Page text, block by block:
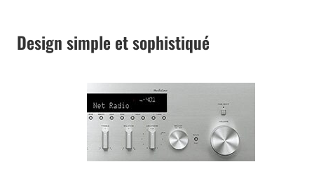
Design simple et sophistiqué